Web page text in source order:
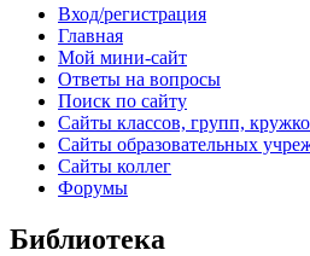
Вход/регистрация
Главная
Мой мини-сайт
Ответы на вопросы
Поиск по сайту
Сайты классов, групп,
Сайты образовательных
Сайты коллег
Форумы
Библиотека